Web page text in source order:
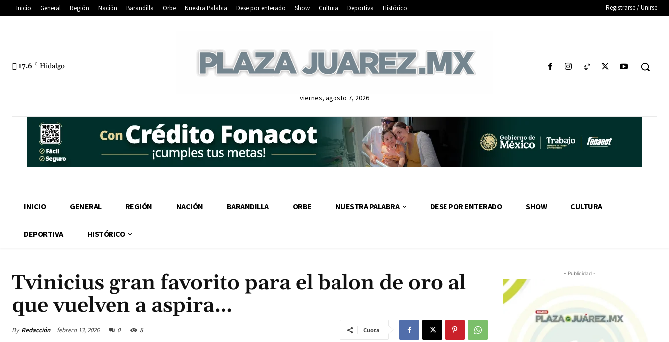
Inicio General Región Nación Barandilla Orbe Nuestra Palabra Dese por enterado Show Cultura Deportiva Histórico Registrarse / Unirse
17.6 C Hidalgo
viernes, agosto 7, 2026
INICIO GENERAL REGIÓN NACIÓN BARANDILLA ORBE NUESTRA PALABRA DESE POR ENTERADO SHOW CULTURA
DEPORTIVA HISTÓRICO
Tvinicius gran favorito para el balon de oro al
que vuelven a aspira…
By Redacción febrero 13, 2026 0 8 Cuota
- Publicidad -